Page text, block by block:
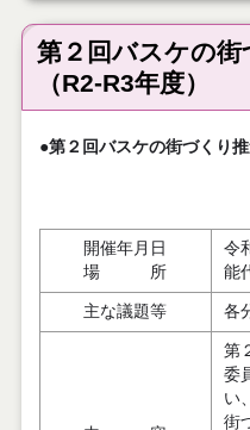
第２回バスケの
（R2-R3年度）
●第２回バスケの街づくり
開催年月日
場 所
令
能
主な議題等 各
第
委
い
街